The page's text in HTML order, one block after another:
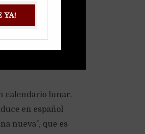
calendario lunar.
en español
nueva”, que es
YA!